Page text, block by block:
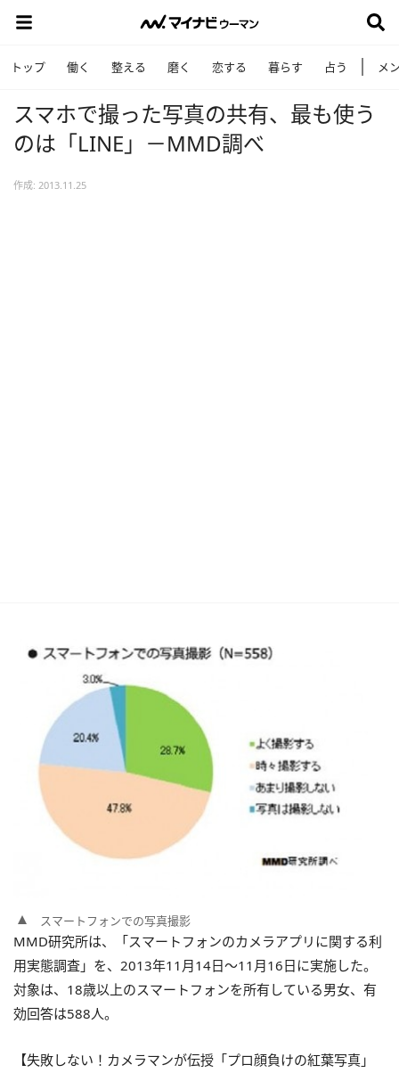
トップ 働く 整える 磨く 恋する 暮らす 占う メ
スマホで撮った写真の共有、最も使う
のは「LINE」－MMD調べ
作成: 2013.11.25
スマートフォンでの写真撮影
MMD研究所は、「スマートフォンのカメラアプリに関する利
用実態調査」を、2013年11月14日～11月16日に実施した。
対象は、18歳以上のスマートフォンを所有している男女、有
効回答は588人。
【失敗しない！カメラマンが伝授「プロ顔負けの紅葉写真」